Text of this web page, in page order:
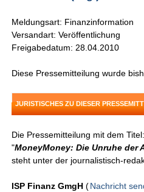
Meldungsart: Finanzinformation
Versandart: Veröffentlichung
Freigabedatum: 28.04.2010
Diese Pressemitteilung wurde
JURISTISCHES ZU DIESER
Die Pressemitteilung mit dem Titel:
"MoneyMoney: Die Unruhe der
steht unter der journalistisch-
ISP Finanz GmgH (Nachricht